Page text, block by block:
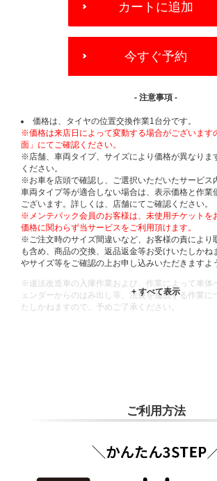
OPTIONS
カートに追加
今すぐ予約
- 注意事項 -
価格は、タイヤの位置交換作業1台分です。
※価格は来店日によって変動する場合がございます
面」にてご確認ください。
※店舗、車両タイプ、サイズにより価格が異なりま
ください。
※お車を店頭で確認し、ご選択いただいたサービス
車両タイプ等が適合しない場合は、表示価格と作業
ございます。詳しくは、店舗にてご確認ください。
※メンテパック会員のお客様は、未使用チケットを
価格に関わらず当サービスをご利用頂けます。
※ご注文時のサイズ間違いなど、お客様の責により
も含め、商品の交換、返品返金等お受けいたしかね
やサイズ等をご確認の上お申し込みいただきますよ
※違法改造車の入庫作業および、作業によって車体
ェンダーからのはみ出し等、法規を逸脱する作業に
たしかねますので、予めご了承ください。
ご利用方法